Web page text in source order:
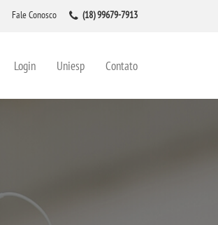
Fale Conosco (18) 99679-7913
Login Uniesp Contato